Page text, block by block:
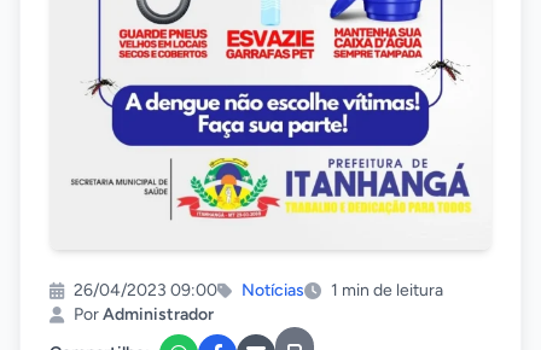
26/04/2023 09:00 Notícias
1 min de leitura
PorAdministrador